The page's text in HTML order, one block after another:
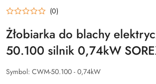
(0)
Żłobiarka do blachy
50.100 silnik 0,74kW
Symbol: CWM-50.100 - 0,74kW